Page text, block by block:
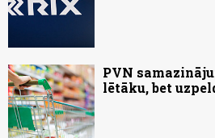
PVN
lētāku, bet